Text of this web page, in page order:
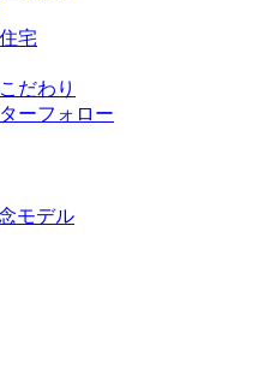
宅
だわり
ーフォロー
モデル